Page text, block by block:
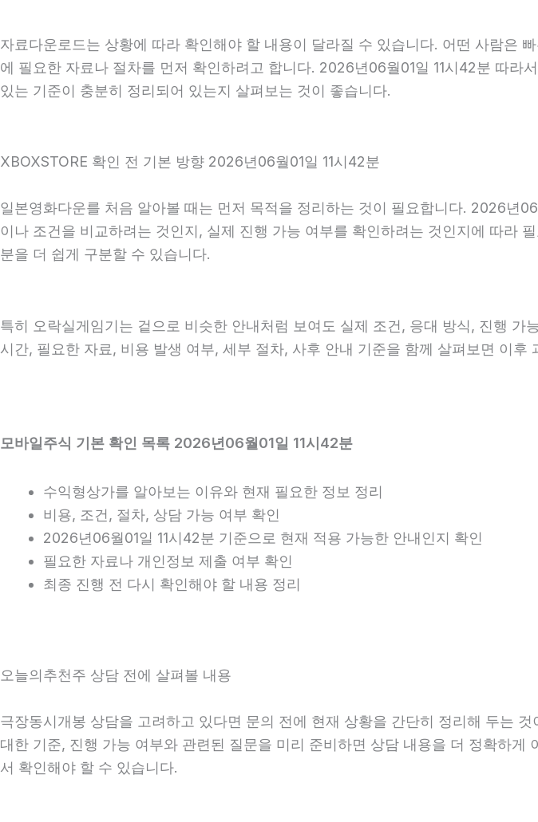
자료다운로드는 상황에 따라 확인해야 할 내용이 달라질 수 있습니다. 어떤 사람은
에 필요한 자료나 절차를 먼저 확인하려고 합니다. 2026년06월01일 11시42분 따
있는 기준이 충분히 정리되어 있는지 살펴보는 것이 좋습니다.
XBOXSTORE 확인 전 기본 방향 2026년06월01일 11시42분
일본영화다운를 처음 알아볼 때는 먼저 목적을 정리하는 것이 필요합니다. 2026년
이나 조건을 비교하려는 것인지, 실제 진행 가능 여부를 확인하려는 것인지에 따라
분을 더 쉽게 구분할 수 있습니다.
특히 오락실게임기는 겉으로 비슷한 안내처럼 보여도 실제 조건, 응대 방식, 진행
시간, 필요한 자료, 비용 발생 여부, 세부 절차, 사후 안내 기준을 함께 살펴보면 이후
모바일주식 기본 확인 목록 2026년06월01일 11시42분
수익형상가를 알아보는 이유와 현재 필요한 정보 정리
비용, 조건, 절차, 상담 가능 여부 확인
2026년06월01일 11시42분 기준으로 현재 적용 가능한 안내인지 확인
필요한 자료나 개인정보 제출 여부 확인
최종 진행 전 다시 확인해야 할 내용 정리
오늘의추천주 상담 전에 살펴볼 내용
극장동시개봉 상담을 고려하고 있다면 문의 전에 현재 상황을 간단히 정리해 두는
대한 기준, 진행 가능 여부와 관련된 질문을 미리 준비하면 상담 내용을 더 정확하
서 확인해야 할 수 있습니다.